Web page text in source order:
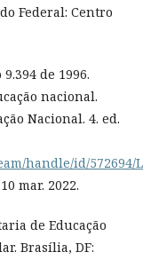
Federal: Centro
de 1996.
nacional.
Nacional. 4. ed.
handle/id/572694/
mar. 2022.
de Educação
Brasília, DF: